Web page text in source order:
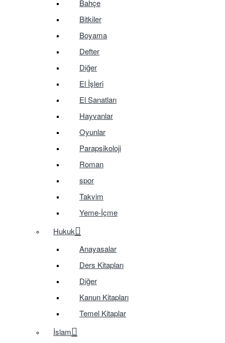
Bahçe
Bitkiler
Boyama
Defter
Diğer
El İşleri
El Sanatları
Hayvanlar
Oyunlar
Parapsikoloji
Roman
spor
Takvim
Yeme-İçme
Hukuk
Anayasalar
Ders Kitapları
Diğer
Kanun Kitapları
Temel Kitaplar
İslam